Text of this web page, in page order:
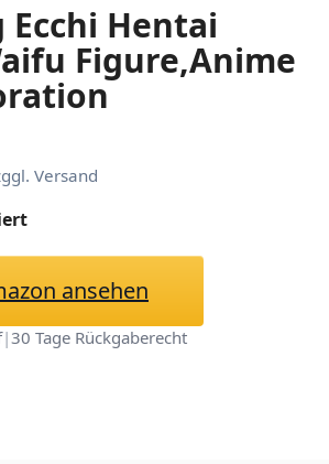
Hentai
Figure,Anime
Collection
Toys
Versand
ansehen
|30 Tage Rückgaberecht